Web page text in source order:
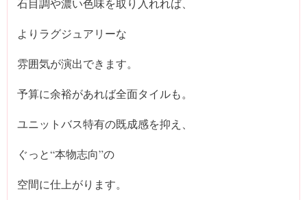
石目調や濃い色味を取り入れれば、
よりラグジュアリーな
雰囲気が演出できます。
予算に余裕があれば全面タイルも。
ユニットバス特有の既成感を抑え、
ぐっと“本物志向”の
空間に仕上がります。